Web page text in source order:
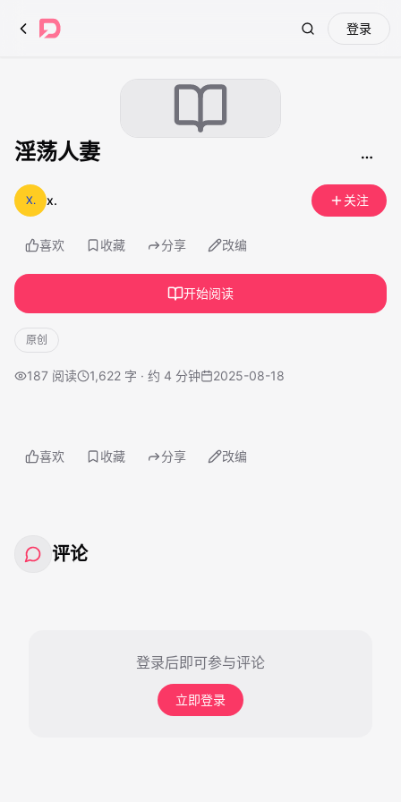
Search登录
淫荡人妻
x. 关注
喜欢 收藏 分享 改编
开始阅读
原创
187 阅读 1,622 字 · 约 4 分钟 2025-08-18
喜欢 收藏 分享 改编
评论
登录后即可参与评论
立即登录